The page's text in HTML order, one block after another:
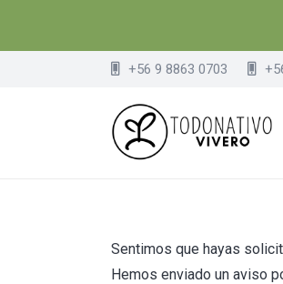
+56 9 8863 0703
Sentimos que hayas
Hemos enviado un aviso